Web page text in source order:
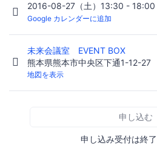
2016-08-27（土）13:30 - 18:00
Google カレンダーに追加
未来会議室 EVENT BOX
熊本県熊本市中央区下通1-12-27
地図を表示
申し込む
申し込み受付は終